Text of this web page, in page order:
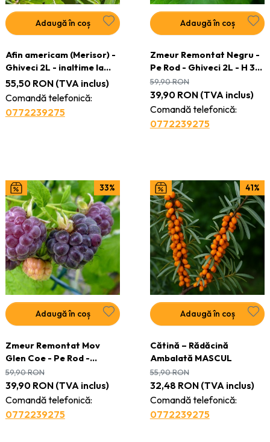
Adaugă în coș
Afin americam (Merisor) -
Ghiveci 2L - inaltime la
livrare 40-50cm - Vesnic
verde
55,50 RON(TVA inclus)
Comandă telefonică:
0772239275
Adaugă în coș
Zmeur Remontat Negru -
Pe Rod - Ghiveci 2L - H 30
- 40 cm
39,90 RON(TVA inclus)
Comandă telefonică:
0772239275
59,90RON
33%
Adaugă în coș
Zmeur Remontat Mov
Glen Coe - Pe Rod -
Ghiveci 2L - H 30 - 40 cm
39,90 RON(TVA inclus)
Comandă telefonică:
0772239275
59,90RON
41%
Adaugă în coș
Cătină – Rădăcină
Ambalată MASCUL
32,48 RON(TVA inclus)
Comandă telefonică:
0772239275
55,90RON